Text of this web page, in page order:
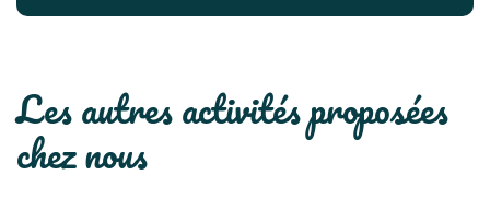
les autres activités proposées
chez nous